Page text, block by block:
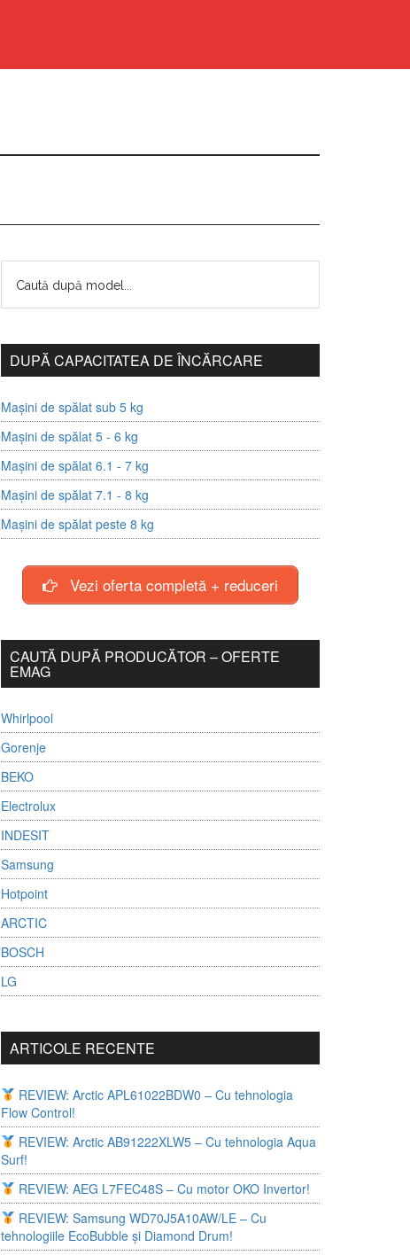
DUPĂ CAPACITATEA DE ÎNCĂRCARE
Mașini de spălat sub 5 kg
Mașini de spălat 5 - 6 kg
Mașini de spălat 6.1 - 7 kg
Mașini de spălat 7.1 - 8 kg
Mașini de spălat peste 8 kg
Vezi oferta completă + reduceri
CAUTĂ DUPĂ PRODUCĂTOR – OFERTE
EMAG
Whirlpool
Gorenje
BEKO
Electrolux
INDESIT
Samsung
Hotpoint
ARCTIC
BOSCH
LG
ARTICOLE RECENTE
REVIEW: Arctic APL61022BDW0 – Cu tehnologia
Flow Control!
REVIEW: Arctic AB91222XLW5 – Cu tehnologia Aqua
Surf!
REVIEW: AEG L7FEC48S – Cu motor OKO Invertor!
REVIEW: Samsung WD70J5A10AW/LE – Cu
tehnologiile EcoBubble și Diamond Drum!